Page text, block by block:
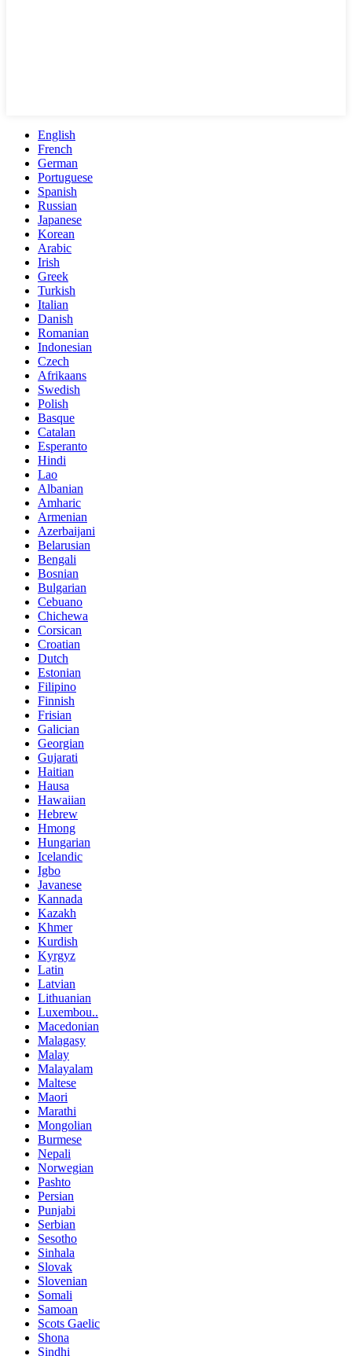
English
French
German
Portuguese
Spanish
Russian
Japanese
Korean
Arabic
Irish
Greek
Turkish
Italian
Danish
Romanian
Indonesian
Czech
Afrikaans
Swedish
Polish
Basque
Catalan
Esperanto
Hindi
Lao
Albanian
Amharic
Armenian
Azerbaijani
Belarusian
Bengali
Bosnian
Bulgarian
Cebuano
Chichewa
Corsican
Croatian
Dutch
Estonian
Filipino
Finnish
Frisian
Galician
Georgian
Gujarati
Haitian
Hausa
Hawaiian
Hebrew
Hmong
Hungarian
Icelandic
Igbo
Javanese
Kannada
Kazakh
Khmer
Kurdish
Kyrgyz
Latin
Latvian
Lithuanian
Luxembou..
Macedonian
Malagasy
Malay
Malayalam
Maltese
Maori
Marathi
Mongolian
Burmese
Nepali
Norwegian
Pashto
Persian
Punjabi
Serbian
Sesotho
Sinhala
Slovak
Slovenian
Somali
Samoan
Scots Gaelic
Shona
Sindhi